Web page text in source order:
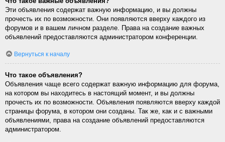
Эти объявления содержат важную информацию, и вы должны
прочесть их по возможности. Они появляются вверху каждого из
форумов и в вашем личном разделе. Права на создание важных
объявлений предоставляются администратором конференции.
Вернуться к началу
Что такое объявления?
Объявления чаще всего содержат важную информацию для форума,
на котором вы находитесь в настоящий момент, и вы должны
прочесть их по возможности. Объявления появляются вверху каждой
страницы форума, в котором они созданы. Так же, как и с важными
объявлениями, права на создание объявлений предоставляются
администратором.